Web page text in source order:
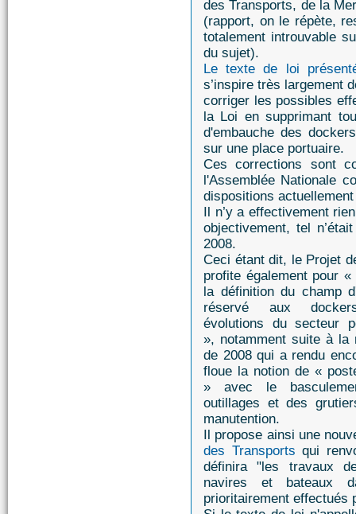
des Transports, de la
(rapport, on le répète,
totalement introuvable
du sujet).
Le texte de loi
s’inspire très largement
corriger les possibles
la Loi en supprimant
d'embauche des
sur une place portuaire.
Ces corrections sont
l'Assemblée Nationale
dispositions
Il n’y a effectivement
objectivement, tel
2008.
Ceci étant dit, le Projet
profite également pour «
la définition du champ
réservé aux
évolutions du secteur
», notamment suite à la
de 2008 qui a rendu
floue la notion de «
» avec le
outillages et des
manutention.
Il propose ainsi une
des Transports qui
définira "les travaux
navires et bateaux
prioritairement effectués